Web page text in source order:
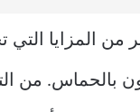
من المزايا
بالحماس. من